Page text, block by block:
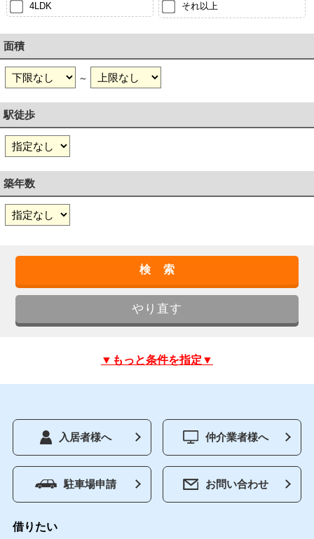
4LDK それ以上
面積
～
駅徒歩
築年数
▼もっと条件を指定▼
入居者様へ 仲介業者様へ
駐車場申請 お問い合わせ
借りたい